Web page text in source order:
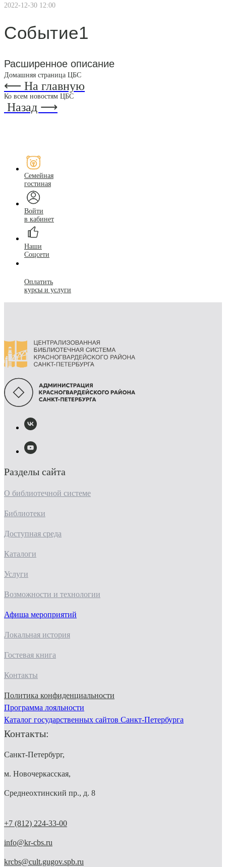
2022-12-30 12:00
Событие1
Расширенное описание
Домашняя страница ЦБС
⟵ На главную
Ко всем новостям ЦБС
Назад ⟶
Семейная
гостиная
Войти
в кабинет
Наши
Соцсети
Оплатить
курсы и услуги
Разделы сайта
О библиотечной системе
Библиотеки
Доступная среда
Каталоги
Услуги
Возможности и технологии
Афиша мероприятий
Локальная история
Гостевая книга
Контакты
Политика конфиденциальности
Программа лояльности
Каталог государственных сайтов Санкт-Петербурга
Контакты:
Санкт-Петербург,
м. Новочеркасская,
Среднеохтинский пр., д. 8
+7 (812) 224-33-00
info@kr-cbs.ru
krcbs@cult.gugov.spb.ru